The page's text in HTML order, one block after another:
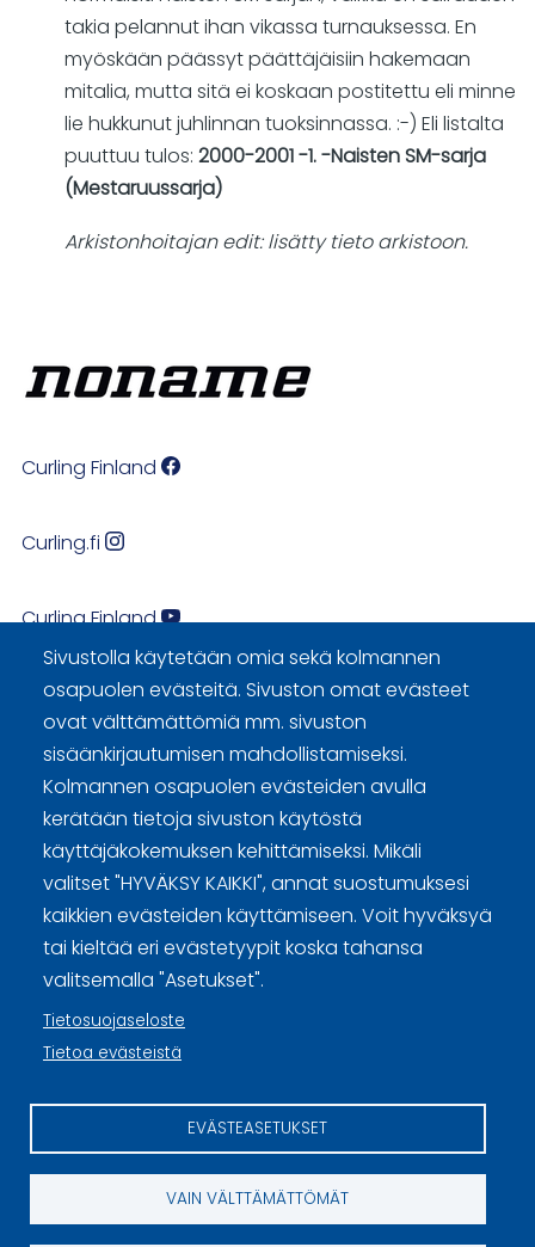
takia pelannut ihan vikassa turnauksessa. En
myöskään päässyt päättäjäisiin hakemaan
mitalia, mutta sitä ei koskaan postitettu eli minne
lie hukkunut juhlinnan tuoksinnassa. :-) Eli listalta
puuttuu tulos: 2000-2001 -1. -Naisten SM-sarja
(Mestaruussarja)
Arkistonhoitajan edit: lisätty tieto arkistoon.
Sivustolla käytetään omia sekä kolmannen
osapuolen evästeitä. Sivuston omat evästeet
ovat välttämättömiä mm. sivuston
sisäänkirjautumisen mahdollistamiseksi.
Kolmannen osapuolen evästeiden avulla
kerätään tietoja sivuston käytöstä
käyttäjäkokemuksen kehittämiseksi. Mikäli
valitset "HYVÄKSY KAIKKI", annat suostumuksesi
kaikkien evästeiden käyttämiseen. Voit hyväksyä
tai kieltää eri evästetyypit koska tahansa
valitsemalla "Asetukset".
Tietosuojaseloste
Tietoa evästeistä
EVÄSTEASETUKSET
VAIN VÄLTTÄMÄTTÖMÄT
Curling Finland
Curling.fi
Curling Finland
Sivuston käyttöehdot ja sisällön käyttöoikeudet
Tietosuojaselosteet
Tietoa evästeistä
Evästeasetukset